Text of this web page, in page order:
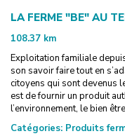
LA FERME "BE" AU
108.37 km
Exploitation familiale
son savoir faire tout en
citoyens qui sont devenus
est de fournir un produit
l’environnement, le bien
Catégories: Produits